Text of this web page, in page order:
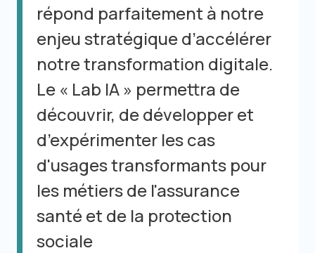
répond parfaitement à notre
enjeu stratégique d’accélérer
notre transformation digitale.
Le « Lab IA » permettra de
découvrir, de développer et
d’expérimenter les cas
d'usages transformants pour
les métiers de l'assurance
santé et de la protection
sociale